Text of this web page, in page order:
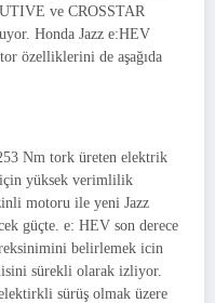
ve CROSSTAR
Honda Jazz e:HEV
özelliklerini de aşağıda
Nm tork üreten elektrik
için yüksek verimlilik
motoru ile yeni Jazz
güçte. e: HEV son derece
belirlemek icin
sürekli olarak izliyor.
sürüş olmak üzere